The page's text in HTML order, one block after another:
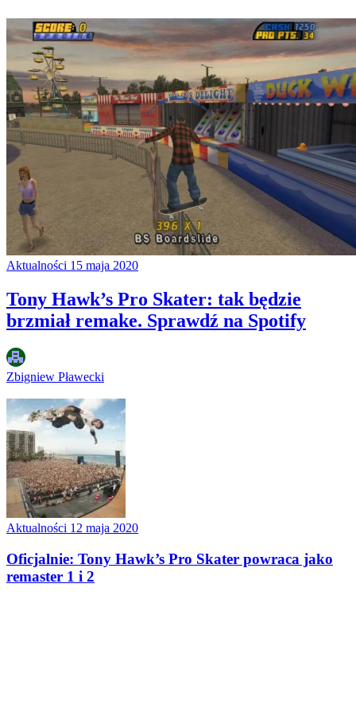
Aktualności 15 maja 2020
Tony Hawk’s Pro Skater: tak będzie
brzmiał remake. Sprawdź na Spotify
Zbigniew Pławecki
Aktualności 12 maja 2020
Oficjalnie: Tony Hawk’s Pro Skater powraca jako
remaster 1 i 2